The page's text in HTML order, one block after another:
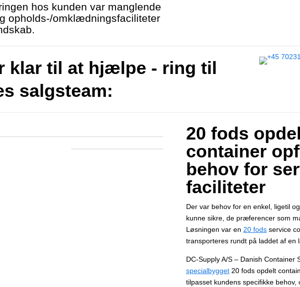
hos kunden var manglende
opholds-/omklædningsfaciliteter
klar til at hjælpe - ring til
salgsteam:
20 fods
container
behov for
faciliteter
Der var behov for en enkel, ligetil
kunne sikre, de præferencer som
Løsningen var en 20 fodsservice
transporteres rundt på laddet af en
DC-Supply A/S – Danish Container
specialbygget20 fods opdelt
tilpasset kundens specifikke behov,